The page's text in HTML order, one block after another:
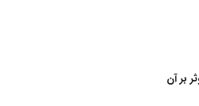
بر آن